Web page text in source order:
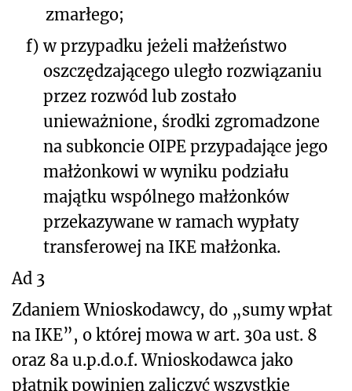
zmarłego;
f) w przypadku jeżeli małżeństwo
oszczędzającego uległo rozwiązaniu
przez rozwód lub zostało
unieważnione, środki zgromadzone
na subkoncie OIPE przypadające jego
małżonkowi w wyniku podziału
majątku wspólnego małżonków
przekazywane w ramach wypłaty
transferowej na IKE małżonka.
Ad 3
Zdaniem Wnioskodawcy, do „sumy wpłat
na IKE”, o której mowa w art. 30a ust. 8
oraz 8a u.p.d.o.f. Wnioskodawca jako
płatnik powinien zaliczyć wszystkie